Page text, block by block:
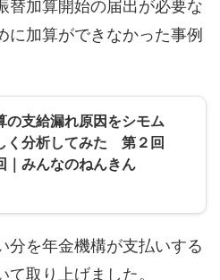
替加算開始の届出が必要な
に加算ができなかった事例
の支給漏れ原因をシモム
く分析してみた 第２回
｜みんなのねんきん
分を年金機構が支払いする
て取り上げました。